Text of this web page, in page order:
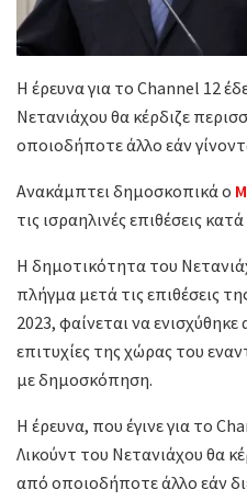
Η έρευνα για το Channel 12
Νετανιάχου θα κέρδιζε
οποιοδήποτε άλλο εάν
Ανακάμπτει δημοσκοπικά ο
τις ισραηλινές επιθέσεις
Η δημοτικότητα του
πλήγμα μετά τις επιθέσεις
2023, φαίνεται να
επιτυχίες της χώρας του
με δημοσκόπηση.
Η έρευνα, που έγινε για το
Λικούντ του Νετανιάχου θα
από οποιοδήποτε άλλο εάν